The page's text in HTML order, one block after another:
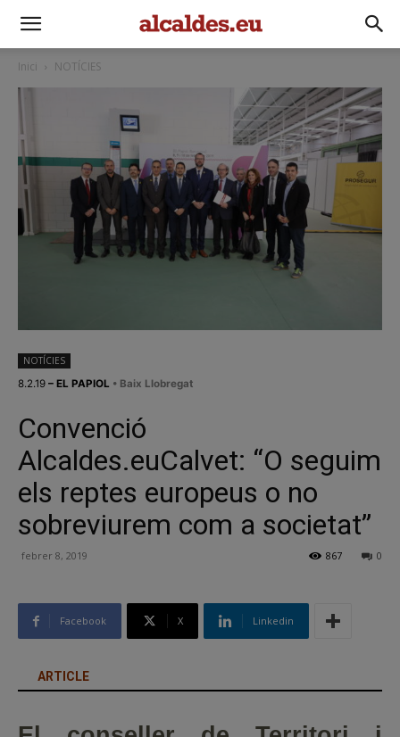
Inici NOTÍCIES
NOTÍCIES
8.2.19 – EL PAPIOL • Baix Llobregat
Convenció
Alcaldes.euCalvet: “O seguim
els reptes europeus o no
sobreviurem com a societat”
febrer 8, 2019 0
867
Facebook X Linkedin
ARTICLE